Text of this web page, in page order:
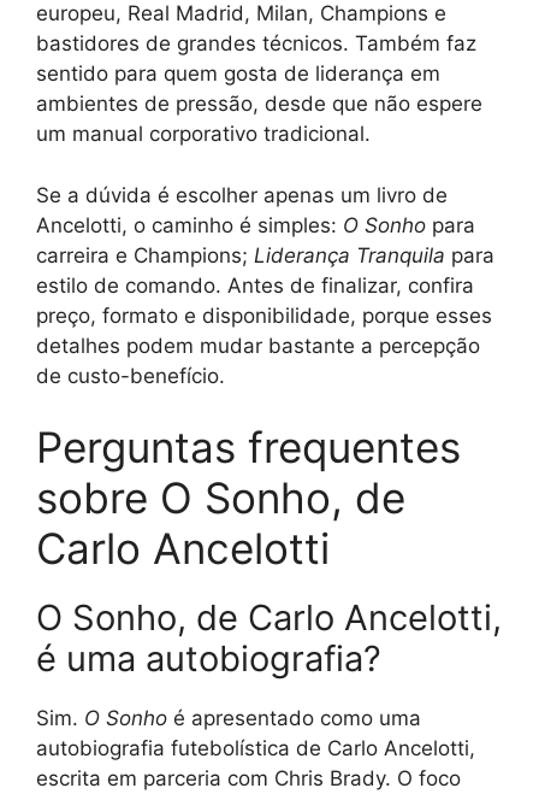
europeu, Real Madrid, Milan, Champions e
bastidores de grandes técnicos. Também faz
sentido para quem gosta de liderança em
ambientes de pressão, desde que não espere
um manual corporativo tradicional.
Se a dúvida é escolher apenas um livro de
Ancelotti, o caminho é simples: O Sonho para
carreira e Champions; Liderança Tranquila para
estilo de comando. Antes de finalizar, confira
preço, formato e disponibilidade, porque esses
detalhes podem mudar bastante a percepção
de custo-benefício.
Perguntas frequentes
sobre O Sonho, de
Carlo Ancelotti
O Sonho, de Carlo Ancelotti,
é uma autobiografia?
Sim. O Sonho é apresentado como uma
autobiografia futebolística de Carlo Ancelotti,
escrita em parceria com Chris Brady. O foco